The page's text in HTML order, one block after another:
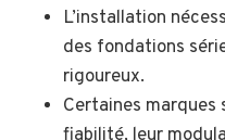
L’installation
des fondations
rigoureux.
Certaines